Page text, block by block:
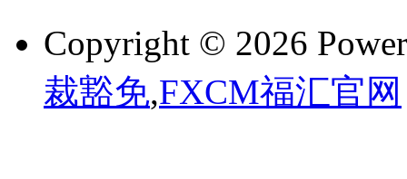
Copyright © 2026
裁豁免,FXCM福汇官网